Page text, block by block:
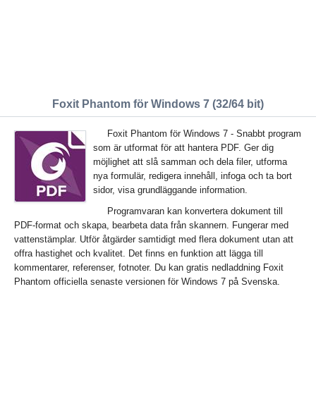
Foxit Phantom för Windows 7 (32/64 bit)
Foxit Phantom för Windows 7 - Snabbt program
som är utformat för att hantera PDF. Ger dig
möjlighet att slå samman och dela filer, utforma
nya formulär, redigera innehåll, infoga och ta bort
sidor, visa grundläggande information.
Programvaran kan konvertera dokument till
PDF-format och skapa, bearbeta data från skannern. Fungerar med
vattenstämplar. Utför åtgärder samtidigt med flera dokument utan att
offra hastighet och kvalitet. Det finns en funktion att lägga till
kommentarer, referenser, fotnoter. Du kan gratis nedladdning Foxit
Phantom officiella senaste versionen för Windows 7 på Svenska.